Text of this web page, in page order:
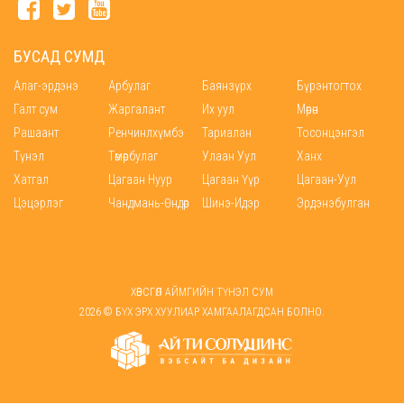
БУСАД СУМД
Алаг-эрдэнэ Арбулаг Баянзүрх
Бүрэнтогтох
Галт сум
Жаргалант Их уул
Мөрөн
Рашаант
Ренчинлхүмбэ Тариалан
Тосонцэнгэл
Түнэл
Төмөрбулаг Улаан Уул
Ханх
Хатгал
Цагаан Нуур Цагаан Үүр
Цагаан-Уул
Цэцэрлэг
Чандмань-Өндөр Шинэ-Идэр Эрдэнэбулган
ХӨВСГӨЛ АЙМГИЙН ТҮНЭЛ СУМ
2026 © БҮХ ЭРХ ХУУЛИАР ХАМГААЛАГДСАН БОЛНО.